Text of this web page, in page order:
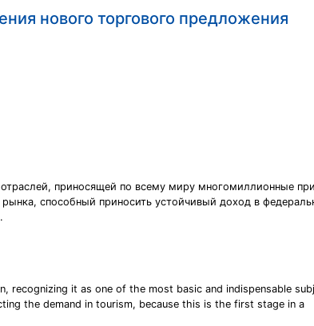
нового торгового предложения
приносящей по всему миру многомиллионные
способный приносить устойчивый доход в
recognizing it as one of the most basic and indispensable
the demand in tourism, because this is the first stage in a